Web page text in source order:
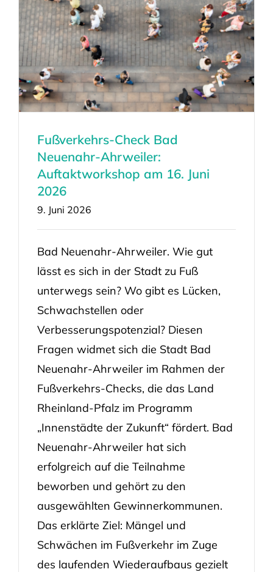
Fußverkehrs-Check Bad
Neuenahr-Ahrweiler:
Auftaktworkshop am 16. Juni
2026
9. Juni 2026
Bad Neuenahr-Ahrweiler. Wie gut
lässt es sich in der Stadt zu Fuß
unterwegs sein? Wo gibt es Lücken,
Schwachstellen oder
Verbesserungspotenzial? Diesen
Fragen widmet sich die Stadt Bad
Neuenahr-Ahrweiler im Rahmen der
Fußverkehrs-Checks, die das Land
Rheinland-Pfalz im Programm
„Innenstädte der Zukunft“ fördert. Bad
Neuenahr-Ahrweiler hat sich
erfolgreich auf die Teilnahme
beworben und gehört zu den
ausgewählten Gewinnerkommunen.
Das erklärte Ziel: Mängel und
Schwächen im Fußverkehr im Zuge
des laufenden Wiederaufbaus gezielt